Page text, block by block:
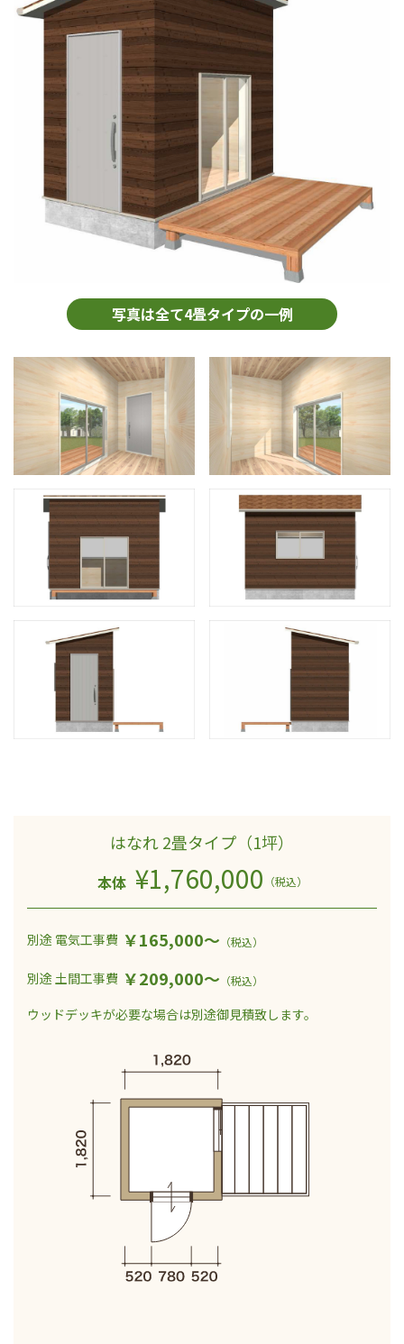
写真は全て4畳タイプの一例
はなれ 2畳タイプ（1坪）
本体 ¥1,760,000 （税込）
別途 電気工事費 ￥165,000～ （税込）
別途 土間工事費 ￥209,000～ （税込）
ウッドデッキが必要な場合は別途御見積致します。